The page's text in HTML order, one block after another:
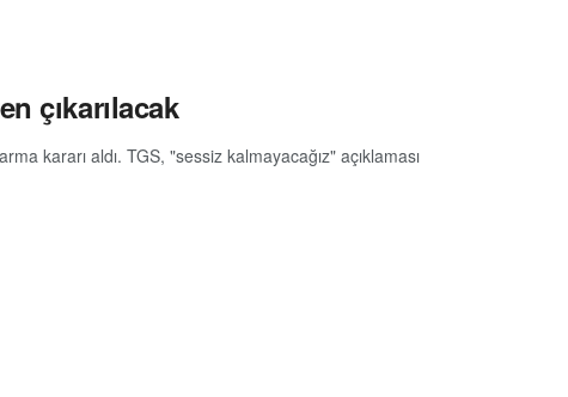
çıkarılacak
kararı aldı. TGS, "sessiz kalmayacağız" açıklaması